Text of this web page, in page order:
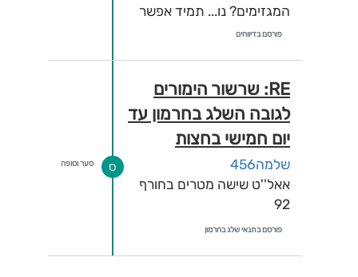
המגזימים? נו... תמיד אפשר
לרטון עליהם, לא רק במזג
למה נתת לכל המגזימים
האלה לבנות אצלך ציפיות?
פורסם בדיווחים
RE: שרשור הימורים
לגובה השלג בחרמון עד
יום חמישי בחצות
שלמה456
אאל''ט שישה מטרים בחורף
92
פורסם בתנאי שלג בחרמון
ס סער וסופה